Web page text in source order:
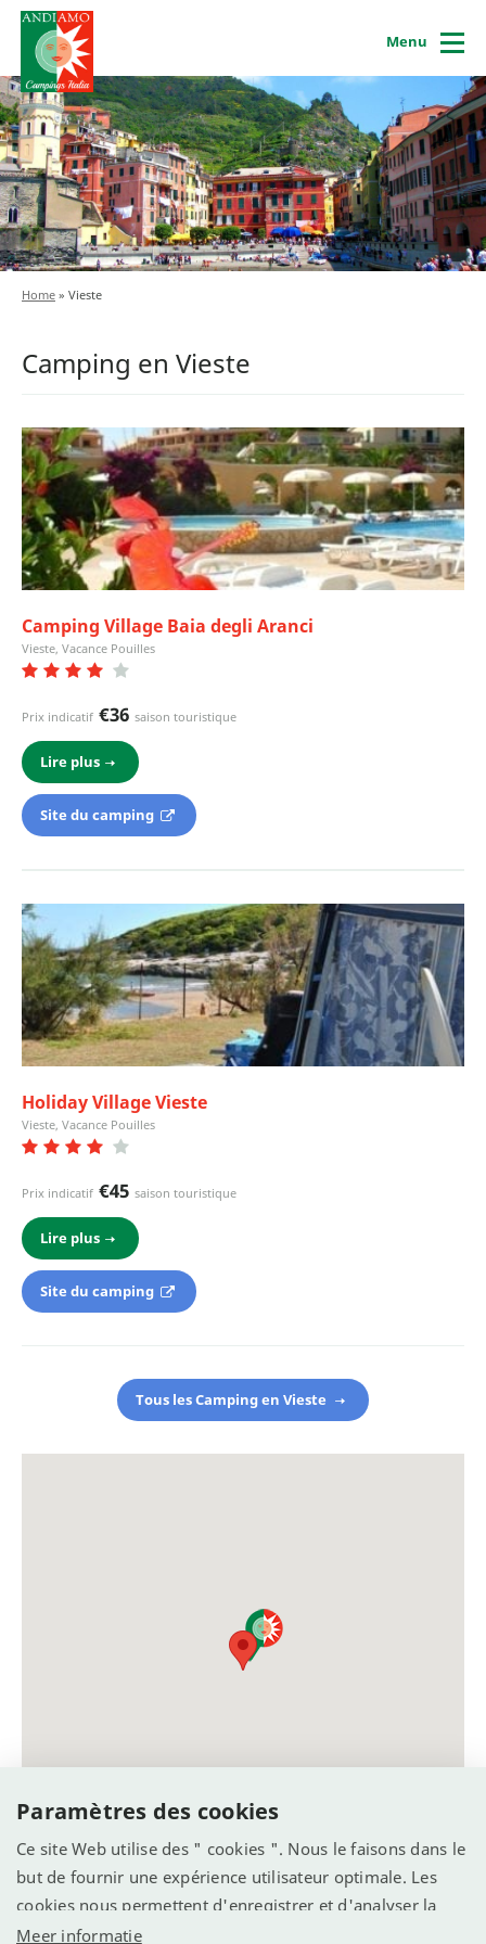
Menu
Home » Vieste
Camping en Vieste
Camping Village Baia degli Aranci
Vieste, Vacance Pouilles
Prix indicatif €36 saison touristique
Lire plus
Site du camping
Holiday Village Vieste
Vieste, Vacance Pouilles
Prix indicatif €45 saison touristique
Lire plus
Site du camping
Tous les Camping en Vieste
Paramètres des cookies
Ce site Web utilise des " cookies ". Nous le faisons dans le
but de fournir une expérience utilisateur optimale. Les
cookies nous permettent d'enregistrer et d'analyser la
manière dont le site Web est utilisé (voir la déclaration de
Meer informatie